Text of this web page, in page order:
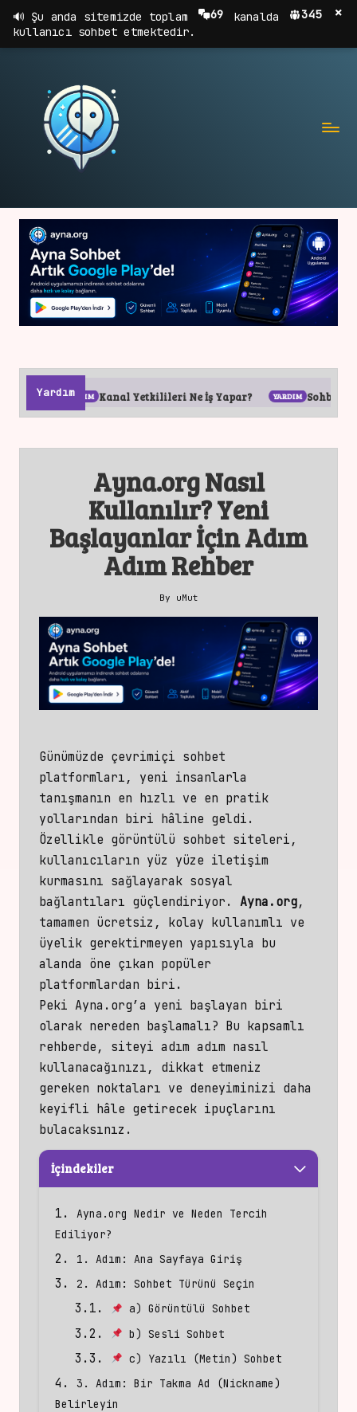
Şu anda sitemizde toplam 69 kanalda
345
kullanıcı sohbet etmektedir.
×
A
Y
N
A
Chat,
Sohbet
Odaları
Yardım
Kanal Yetkilileri Ne İş Yapar? Sohbet Odaları Nasıl
Ayna.org Nasıl
Kullanılır? Yeni
Başlayanlar İçin Adım
Adım Rehber
Posted
by
By uMut
Günümüzde çevrimiçi sohbet
platformları, yeni insanlarla
tanışmanın en hızlı ve en pratik
yollarından biri hâline geldi.
Özellikle görüntülü sohbet siteleri,
kullanıcıların yüz yüze iletişim
kurmasını sağlayarak sosyal
bağlantıları güçlendiriyor. Ayna.org,
tamamen ücretsiz, kolay kullanımlı ve
üyelik gerektirmeyen yapısıyla bu
alanda öne çıkan popüler
platformlardan biri.
Peki Ayna.org’a yeni başlayan biri
olarak nereden başlamalı? Bu kapsamlı
rehberde, siteyi adım adım nasıl
kullanacağınızı, dikkat etmeniz
gereken noktaları ve deneyiminizi daha
keyifli hâle getirecek ipuçlarını
bulacaksınız.
İçindekiler
Ayna.org Nedir ve Neden Tercih
Ediliyor?
1. Adım: Ana Sayfaya Giriş
2. Adım: Sohbet Türünü Seçin
a) Görüntülü Sohbet
b) Sesli Sohbet
c) Yazılı (Metin) Sohbet
3. Adım: Bir Takma Ad (Nickname)
Belirleyin